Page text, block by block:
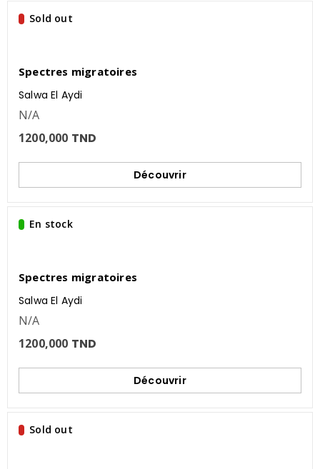
Sold out
Spectres migratoires
Salwa El Aydi
N/A
1200,000 TND
Découvrir
En stock
Spectres migratoires
Salwa El Aydi
N/A
1200,000 TND
Découvrir
Sold out